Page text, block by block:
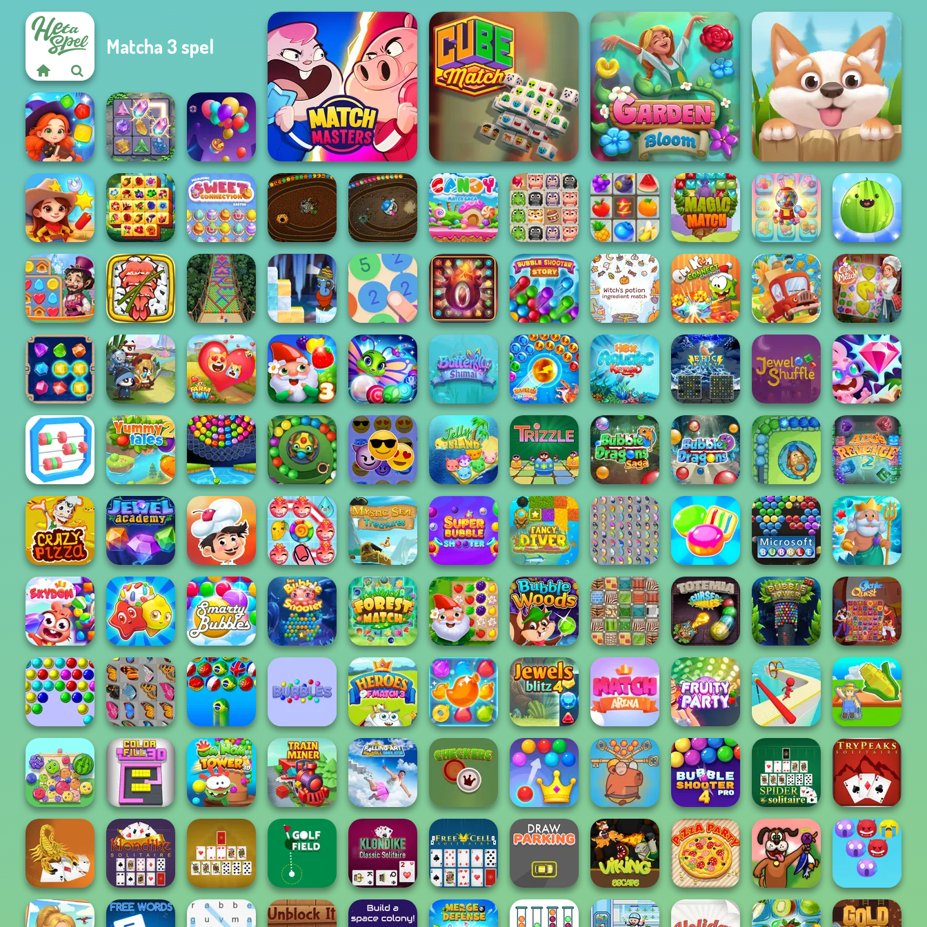
Matcha 3 spel
Match Masters Cube Match Garden Bloom Puppy Blast
Magic and
Wizards Match
Crystal Connect Balloon Match 3D
Wild West Match
Spring Tile
Master
Mahjong Sweet
Easter
Halloween Chain The Sorcerer
Candy Match
Saga
Crush Masters
Zoo Fun
Crush Master
Farmland
Magic Match
Candy Shop
Merge
Put The Fruit
Together
Vega Mix: Fairy
Town
Giant Sushi:
Merge Master
Game
Bubble Fall
Gold Strike Icy
Cave
Merge 13
Secrets of the
Castle Match 3
Bubble Shooter
Story
Witch's Potion
Ingredient Matc...
Om Nom
Connect
Christmas
Bread Delicious
Cook and Match:
Sara's Adventu...
Temple Jewels Panda Legend Farm Fun Garden Tales 3
Marble Puzzle
Blast
Butterfly Shimai
Bubbles &
Hungry Dragon
HexAquatic
Kraken
Epic Blast Jewel Shuffle
Skydom
Reforged
Abacus 3D Yummy Tales 2
Bubble Shooter
Wheel
Zumba Mania Emoji Match 3 Jelly Island Trizzle
Bubble Dragons
Saga
Bubble Dragons Jungle Legend Alu's Revenge 2
Crazy Pizza Jewel Academy
Papa Cherry
Saga
Island Puzzle
Mystic Sea
Treasures
Super Bubble
Shooter
Fancy Diver
Butterfly Kyodai
Deluxe
Cookie Crush 3 Microsoft Bubble Fish Story
Skydom Candy Riddles Smarty Bubbles
Sea Bubble
Shooter
Forest Match Garden Tales Bubble Woods Patterns Link
Totemia: Cursed
Marbles
Bubble Tower 3D Genie Quest
Bubble Game 3 Butterfly Kyodai
Bubble Shooter
World Cup
Bubbles
Heroes of Match
3
Pool Party Match
3
Jewels Blitz 4 Match Arena Fruity Party Fun Race 3D
My Garden
Journey
Fruit Party Color Fill 3D
Om Nom Tower
3D
Train Miner
Falling Art
Ragdoll
Simulator
Checkers
Blast
Save Baby
Capybaras: Pull
Pin
Bubble Shooter
Pro 4
Spider Solitaire Tripeaks Solitaire